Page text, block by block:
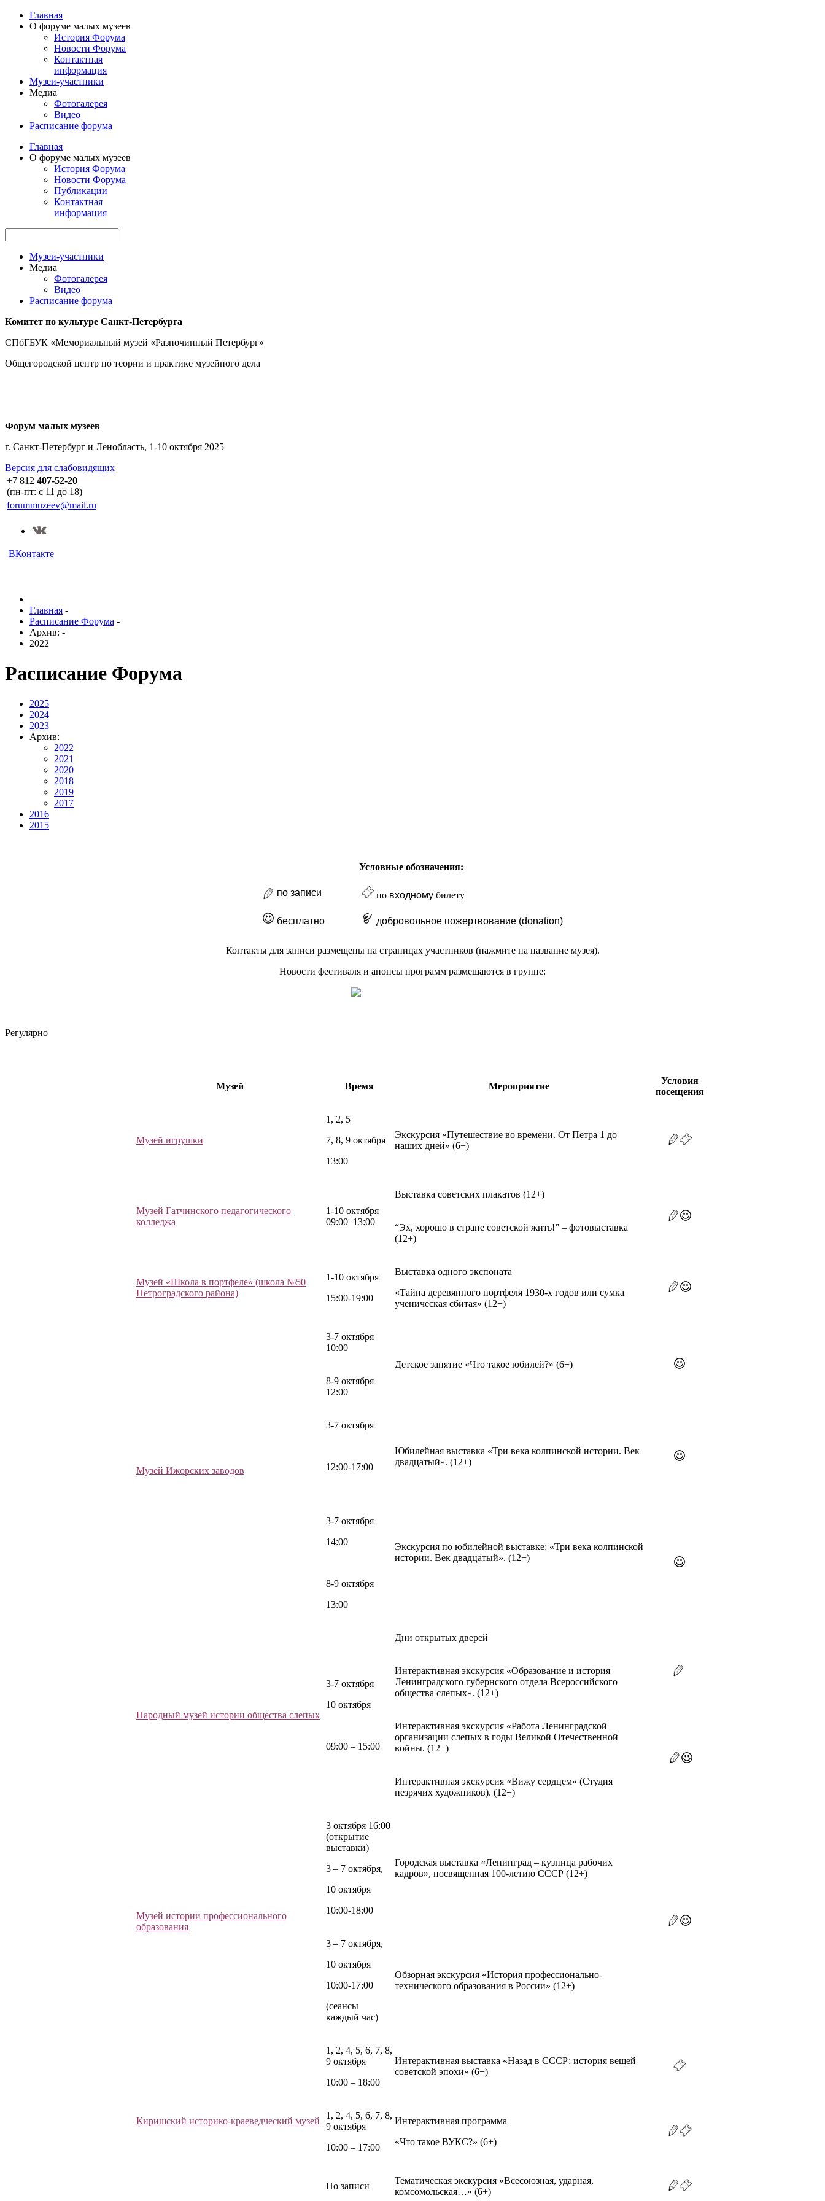
Главная
О форуме малых музеев
История Форума
Новости Форума
Контактная
информация
Музеи-участники
Медиа
Фотогалерея
Видео
Расписание форума
Главная
О форуме малых музеев
История Форума
Новости Форума
Публикации
Контактная
информация
Музеи-участники
Медиа
Фотогалерея
Видео
Расписание форума
Комитет по культуре Санкт-Петербурга
СПбГБУК «Мемориальный музей «Разночинный Петербург»
Общегородской центр по теории и практике музейного дела
Форум малых музеев
г. Санкт-Петербург и Ленобласть, 1-10 октября 2025
Версия для слабовидящих
+7 812 407-52-20
(пн-пт: с 11 до 18)
forummuzeev@mail.ru
ВКонтакте
Главная -
Расписание Форума -
Архив: -
2022
Расписание Форума
2025
2024
2023
Архив:
2022
2021
2020
2018
2019
2017
2016
2015
Условные обозначения:
по записи по входномубилету
бесплатно добровольное пожертвование (donation)
Контакты для записи размещены на страницах участников (нажмите на название музея).
Новости фестиваля и анонсы программ размещаются в группе:
Регулярно
Музей Время Мероприятие
Условия
посещения
Музей игрушки
1, 2, 5
7, 8, 9 октября
13:00
Экскурсия «Путешествие во времени. От Петра 1 до
наших дней» (6+)
Музей Гатчинского педагогического
колледжа
1-10 октября
09:00–13:00
Выставка советских плакатов (12+)
“Эх, хорошо в стране советской жить!” – фотовыставка
(12+)
Музей «Школа в портфеле» (школа №50
Петроградского района)
1-10 октября
15:00-19:00
Выставка одного экспоната
«Тайна деревянного портфеля 1930-х годов или сумка
ученическая сбитая» (12+)
Музей Ижорских заводов
3-7 октября
10:00
Детское занятие «Что такое юбилей?» (6+)
8-9 октября
12:00
3-7 октября
12:00-17:00
Юбилейная выставка «Три века колпинской истории. Век
двадцатый». (12+)
3-7 октября
14:00
8-9 октября
13:00
Экскурсия по юбилейной выставке: «Три века колпинской
истории. Век двадцатый». (12+)
Народный музей истории общества слепых
3-7 октября
10 октября
09:00 – 15:00
Дни открытых дверей
Интерактивная экскурсия «Образование и история
Ленинградского губернского отдела Всероссийского
общества слепых». (12+)
Интерактивная экскурсия «Работа Ленинградской
организации слепых в годы Великой Отечественной
войны. (12+)
Интерактивная экскурсия «Вижу сердцем» (Студия
незрячих художников). (12+)
Музей истории профессионального
образования
3 октября 16:00
(открытие
выставки)
3 – 7 октября,
10 октября
10:00-18:00
Городская выставка «Ленинград – кузница рабочих
кадров», посвященная 100-летию СССР (12+)
3 – 7 октября,
10 октября
10:00-17:00
(сеансы
каждый час)
Обзорная экскурсия «История профессионально-
технического образования в России» (12+)
Киришский историко-краеведческий музей
1, 2, 4, 5, 6, 7, 8,
9 октября
10:00 – 18:00
Интерактивная выставка «Назад в СССР: история вещей
советской эпохи» (6+)
1, 2, 4, 5, 6, 7, 8,
9 октября
10:00 – 17:00
Интерактивная программа
«Что такое ВУКС?» (6+)
По записи
Тематическая экскурсия «Всесоюзная, ударная,
комсомольская…» (6+)